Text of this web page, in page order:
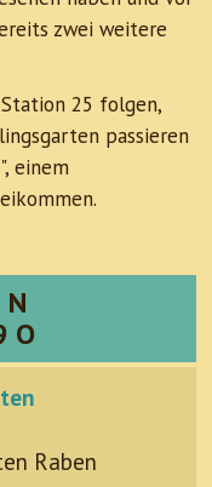
zwei weitere
25 folgen,
passieren
einem
O
Raben